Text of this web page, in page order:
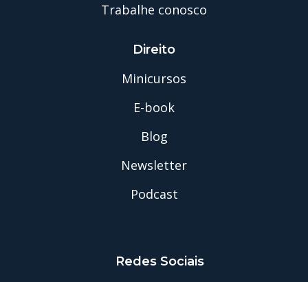
Trabalhe conosco
Direito
Minicursos
E-book
Blog
Newsletter
Podcast
Redes Sociais